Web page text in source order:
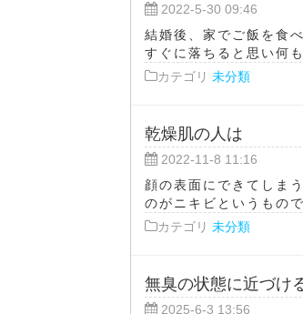
2022-5-30 09:46
結婚後、家でご飯を食
すぐに落ちると思い何
カテゴリ 未分類
乾燥肌の人は
2022-11-8 11:16
顔の表面にできてしま
のがニキビというもの
カテゴリ 未分類
無臭の状態に近づけ
2025-6-3 13:56